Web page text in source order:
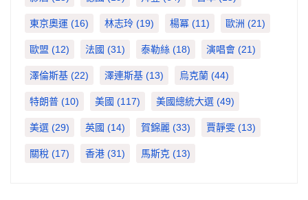
東京奧運 (16) 林志玲 (19) 楊冪 (11) 歐洲 (21)
歐盟 (12) 法國 (31) 泰勒絲 (18) 演唱會 (21)
澤倫斯基 (22) 澤連斯基 (13) 烏克蘭 (44)
特朗普 (10) 美國 (117) 美國總統大選 (49)
美選 (29) 英國 (14) 賀錦麗 (33) 賈靜雯 (13)
關稅 (17) 香港 (31) 馬斯克 (13)